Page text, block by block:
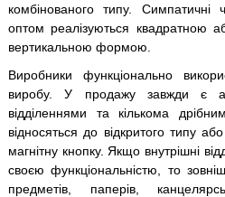
комбінованого типу. Симпатичні
оптом реалізуються квадратною
вертикальною формою.
Виробники функціонально
виробу. У продажу завжди є
відділеннями та кількома
відносяться до відкритого типу
магнітну кнопку. Якщо внутрішні
своєю функціональністю, то
предметів, паперів,